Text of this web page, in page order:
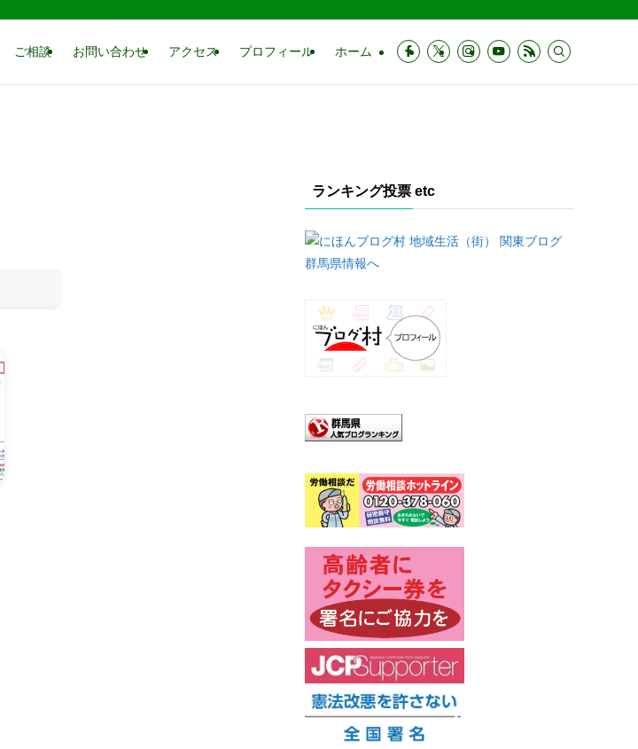
ご相談 お問い合わせ アクセス プロフィール ホーム
ランキング投票 etc